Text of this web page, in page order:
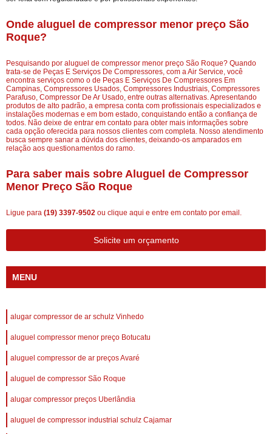
Onde aluguel de compressor menor preço São
Roque?
Pesquisando por aluguel de compressor menor preço São Roque? Quando
trata-se de Peças E Serviços De Compressores, com a Air Service, você
encontra serviços como o de Peças E Serviços De Compressores Em
Campinas, Compressores Usados, Compressores Industriais, Compressores
Parafuso, Compressor De Ar Usado, entre outras alternativas. Apresentando
produtos de alto padrão, a empresa conta com profissionais especializados e
instalações modernas e em bom estado, conquistando então a confiança de
todos. Não deixe de entrar em contato para obter mais informações sobre
cada opção oferecida para nossos clientes com completa. Nosso atendimento
busca sempre sanar a dúvida dos clientes, deixando-os amparados em
relação aos questionamentos do ramo.
Para saber mais sobre Aluguel de Compressor
Menor Preço São Roque
Ligue para (19) 3397-9502 ou clique aqui e entre em contato por email.
Solicite um orçamento
MENU
alugar compressor de ar schulz Vinhedo
aluguel compressor menor preço Botucatu
aluguel compressor de ar preços Avaré
aluguel de compressor São Roque
alugar compressor preços Uberlândia
aluguel de compressor industrial schulz Cajamar